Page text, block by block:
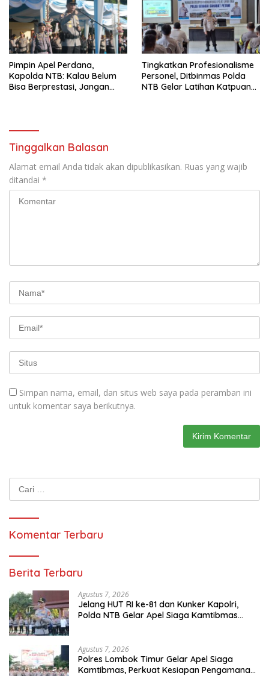
Pimpin Apel Perdana,
Kapolda NTB: Kalau Belum
Bisa Berprestasi, Jangan
Tingkatkan Profesionalisme
Personel, Ditbinmas Polda
NTB Gelar Latihan Katpuan
Tinggalkan Balasan
Alamat email Anda tidak akan dipublikasikan. Ruas yang wajib
ditandai *
Simpan nama, email, dan situs web saya pada peramban ini
untuk komentar saya berikutnya.
Komentar Terbaru
Berita Terbaru
Agustus 7, 2026
Jelang HUT RI ke-81 dan Kunker Kapolri,
Polda NTB Gelar Apel Siaga Kamtibmas
Agustus 7, 2026
Polres Lombok Timur Gelar Apel Siaga
Kamtibmas, Perkuat Kesiapan Pengamanan